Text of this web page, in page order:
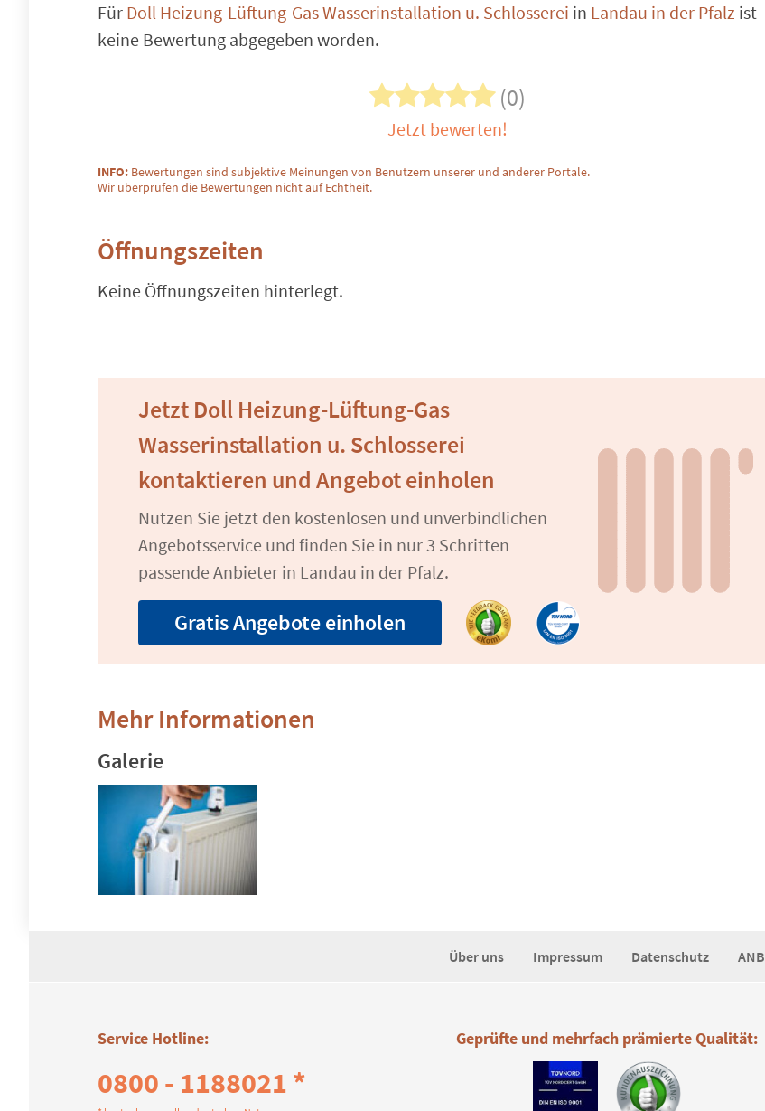
Für Doll Heizung-Lüftung-Gas Wasserinstallation u. Schlosserei in Landau in der Pfalz ist
keine Bewertung abgegeben worden.
(0)
Jetzt bewerten!
INFO: Bewertungen sind subjektive Meinungen von Benutzern unserer und anderer Portale.
Wir überprüfen die Bewertungen nicht auf Echtheit.
Öffnungszeiten
Keine Öffnungszeiten hinterlegt.
Jetzt Doll Heizung-Lüftung-Gas
Wasserinstallation u. Schlosserei
kontaktieren und Angebot einholen
Nutzen Sie jetzt den kostenlosen und unverbindlichen
Angebotsservice und finden Sie in nur 3 Schritten
passende Anbieter in Landau in der Pfalz.
Gratis Angebote einholen
Mehr Informationen
Galerie
Über uns Impressum Datenschutz ANB
Service Hotline:
0800 - 1188021 *
Geprüfte und mehrfach prämierte Qualität: